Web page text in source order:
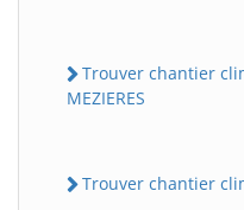
Trouver chantier
MEZIERES
Trouver chantier